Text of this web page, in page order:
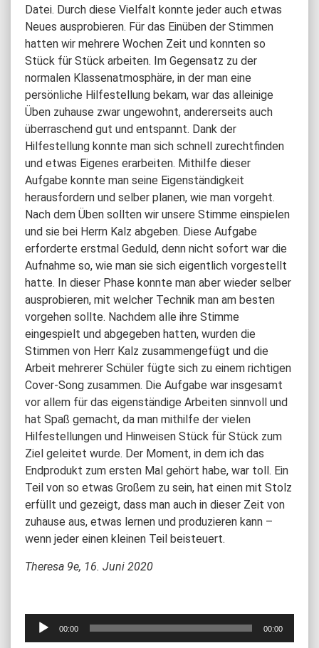
Datei. Durch diese Vielfalt konnte jeder auch etwas
Neues ausprobieren. Für das Einüben der Stimmen
hatten wir mehrere Wochen Zeit und konnten so
Stück für Stück arbeiten. Im Gegensatz zu der
normalen Klassenatmosphäre, in der man eine
persönliche Hilfestellung bekam, war das alleinige
Üben zuhause zwar ungewohnt, andererseits auch
überraschend gut und entspannt. Dank der
Hilfestellung konnte man sich schnell zurechtfinden
und etwas Eigenes erarbeiten. Mithilfe dieser
Aufgabe konnte man seine Eigenständigkeit
herausfordern und selber planen, wie man vorgeht.
Nach dem Üben sollten wir unsere Stimme einspielen
und sie bei Herrn Kalz abgeben. Diese Aufgabe
erforderte erstmal Geduld, denn nicht sofort war die
Aufnahme so, wie man sie sich eigentlich vorgestellt
hatte. In dieser Phase konnte man aber wieder selber
ausprobieren, mit welcher Technik man am besten
vorgehen sollte. Nachdem alle ihre Stimme
eingespielt und abgegeben hatten, wurden die
Stimmen von Herr Kalz zusammengefügt und die
Arbeit mehrerer Schüler fügte sich zu einem richtigen
Cover-Song zusammen. Die Aufgabe war insgesamt
vor allem für das eigenständige Arbeiten sinnvoll und
hat Spaß gemacht, da man mithilfe der vielen
Hilfestellungen und Hinweisen Stück für Stück zum
Ziel geleitet wurde. Der Moment, in dem ich das
Endprodukt zum ersten Mal gehört habe, war toll. Ein
Teil von so etwas Großem zu sein, hat einen mit Stolz
erfüllt und gezeigt, dass man auch in dieser Zeit von
zuhause aus, etwas lernen und produzieren kann –
wenn jeder einen kleinen Teil beisteuert.
Theresa 9e, 16. Juni 2020
Audio-
00:00 00:00